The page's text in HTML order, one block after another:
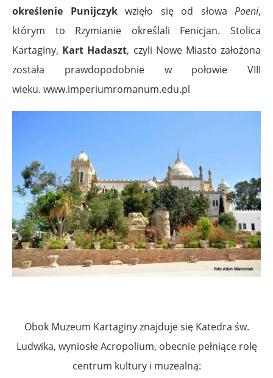
określenie Punijczykwzięło się od słowa Poeni,
którym to Rzymianie określali Fenicjan. Stolica
Kartaginy, Kart Hadaszt, czyli Nowe Miasto założona
została prawdopodobnie w połowie VIII
wieku. www.imperiumromanum.edu.pl
Obok Muzeum Kartaginy znajduje się Katedra św.
Ludwika, wyniosłe Acropolium, obecnie pełniące rolę
centrum kultury i muzealną: